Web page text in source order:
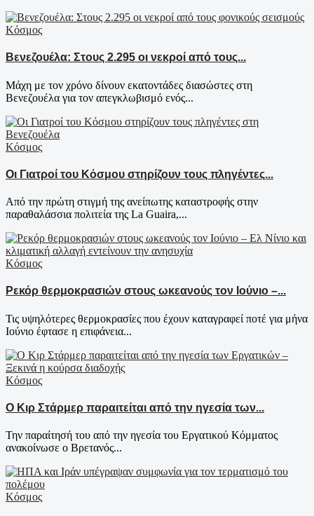
Κόσμος
Βενεζουέλα: Στους 2.295 οι νεκροί από τους...
Μάχη με τον χρόνο δίνουν εκατοντάδες διασώστες στη
Βενεζουέλα για τον απεγκλωβισμό ενός...
Κόσμος
Οι Γιατροί του Κόσμου στηρίζουν τους πληγέντες...
Από την πρώτη στιγμή της ανείπωτης καταστροφής στην
παραθαλάσσια πολιτεία της La Guaira,...
Κόσμος
Ρεκόρ θερμοκρασιών στους ωκεανούς τον Ιούνιο –...
Τις υψηλότερες θερμοκρασίες που έχουν καταγραφεί ποτέ για μήνα
Ιούνιο έφτασε η επιφάνεια...
Κόσμος
Ο Κιρ Στάρμερ παραιτείται από την ηγεσία των...
Την παραίτησή του από την ηγεσία του Εργατικού Κόμματος
ανακοίνωσε ο Βρετανός...
Κόσμος